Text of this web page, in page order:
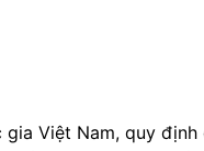
gia Việt Nam, quy